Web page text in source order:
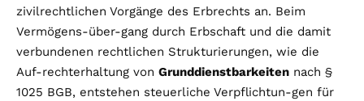
zivilrechtlichen Vorgänge des Erbrechts an. Beim
Vermögens-über-gang durch Erbschaft und die damit
verbundenen rechtlichen Strukturierungen, wie die
Auf-rechterhaltung von Grunddienstbarkeiten nach §
1025 BGB, entstehen steuerliche Verpflichtun-gen für